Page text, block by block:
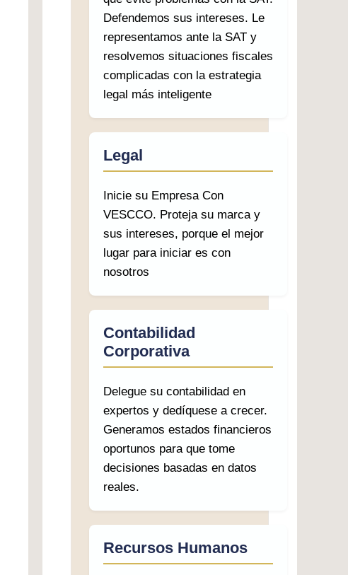
Defendemos sus intereses. Le
representamos ante la SAT y
resolvemos situaciones fiscales
complicadas con la estrategia
legal más inteligente
Legal
Inicie su Empresa Con
VESCCO. Proteja su marca y
sus intereses, porque el mejor
lugar para iniciar es con
nosotros
Contabilidad
Corporativa
Delegue su contabilidad en
expertos y dedíquese a crecer.
Generamos estados financieros
oportunos para que tome
decisiones basadas en datos
reales.
Recursos Humanos